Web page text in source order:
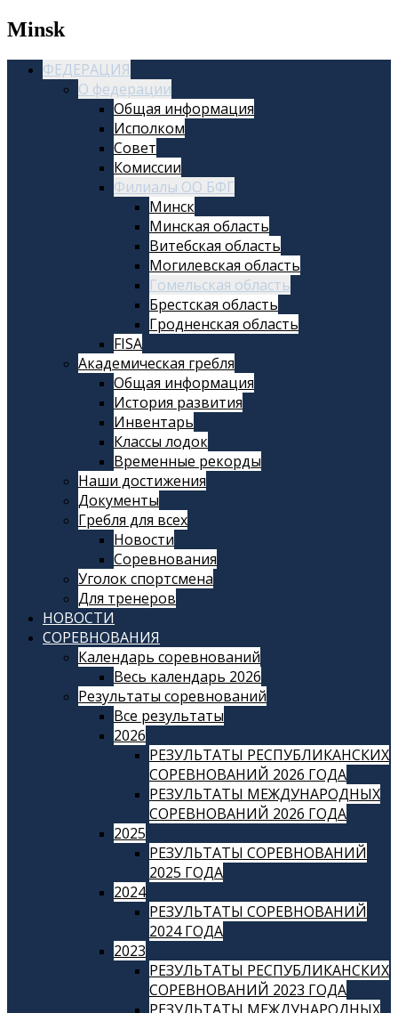
Minsk
ФЕДЕРАЦИЯ
О федерации
Общая информация
Исполком
Совет
Комиссии
Филиалы ОО БФГ
Минск
Минская область
Витебская область
Могилевская область
Гомельская область
Брестская область
Гродненская область
FISA
Академическая гребля
Общая информация
История развития
Инвентарь
Классы лодок
Временные рекорды
Наши достижения
Документы
Гребля для всех
Новости
Соревнования
Уголок спортсмена
Для тренеров
НОВОСТИ
СОРЕВНОВАНИЯ
Календарь соревнований
Весь календарь 2026
Результаты соревнований
Все результаты
2026
РЕЗУЛЬТАТЫ РЕСПУБЛИКАНСКИХ
СОРЕВНОВАНИЙ 2026 ГОДА
РЕЗУЛЬТАТЫ МЕЖДУНАРОДНЫХ
СОРЕВНОВАНИЙ 2026 ГОДА
2025
РЕЗУЛЬТАТЫ СОРЕВНОВАНИЙ
2025 ГОДА
2024
РЕЗУЛЬТАТЫ СОРЕВНОВАНИЙ
2024 ГОДА
2023
РЕЗУЛЬТАТЫ РЕСПУБЛИКАНСКИХ
СОРЕВНОВАНИЙ 2023 ГОДА